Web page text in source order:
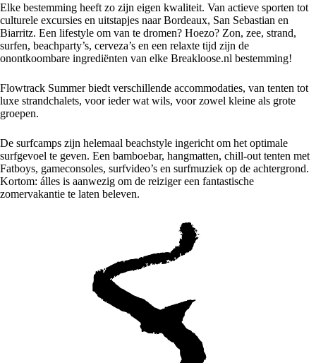
Elke bestemming heeft zo zijn eigen kwaliteit. Van actieve sporten tot
culturele excursies en uitstapjes naar Bordeaux, San Sebastian en
Biarritz. Een lifestyle om van te dromen? Hoezo? Zon, zee, strand,
surfen, beachparty’s, cerveza’s en een relaxte tijd zijn de
onontkoombare ingrediënten van elke Breakloose.nl bestemming!
Flowtrack Summer biedt verschillende accommodaties, van tenten tot
luxe strandchalets, voor ieder wat wils, voor zowel kleine als grote
groepen.
De surfcamps zijn helemaal beachstyle ingericht om het optimale
surfgevoel te geven. Een bamboebar, hangmatten, chill-out tenten met
Fatboys, gameconsoles, surfvideo’s en surfmuziek op de achtergrond.
Kortom: álles is aanwezig om de reiziger een fantastische
zomervakantie te laten beleven.